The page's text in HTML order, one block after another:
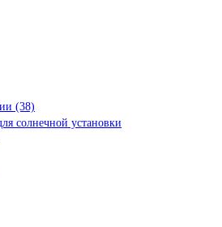
(38)
солнечной установки